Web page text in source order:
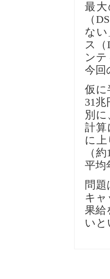
最
（DS
な
ス（
ンテ
今回
仮に
31兆
別に
計算
に
（約
平均
問
キ
果給
いと